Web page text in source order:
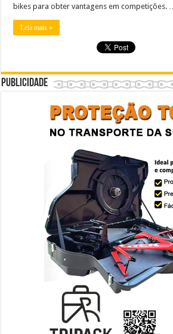
bikes para obter vantagens em competições. …
Leia mais »
Publicidade